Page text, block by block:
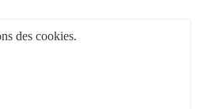
5-La couleur de la plante peut
H 20 cm . 12- Vase tube en verre